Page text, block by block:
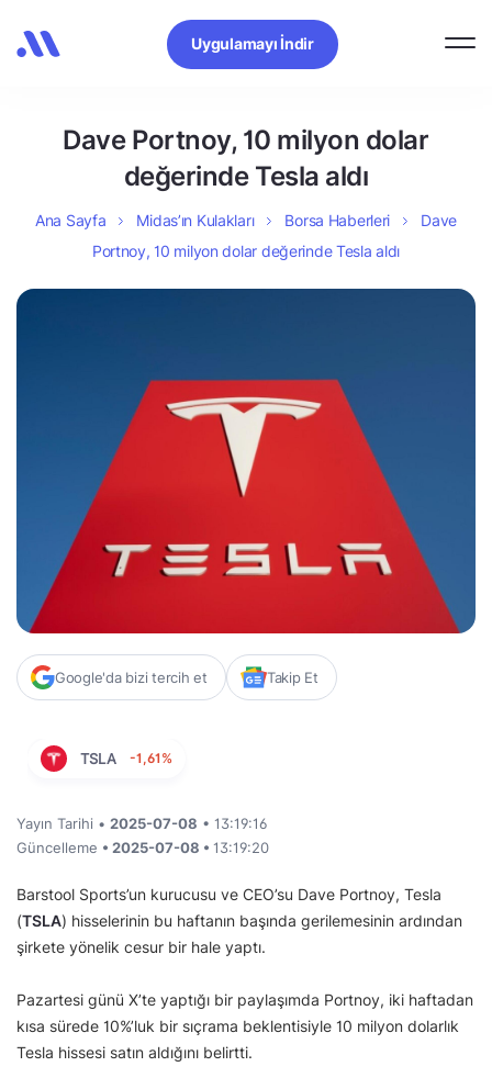
Uygulamayı İndir
Dave Portnoy, 10 milyon dolar
değerinde Tesla aldı
Ana Sayfa Midas’ın Kulakları Borsa Haberleri
Dave
Portnoy, 10 milyon dolar değerinde Tesla aldı
Google'da bizi tercih et Takip Et
TSLA -1,61%
Yayın Tarihi • 2025-07-08 • 13:19:16
Güncelleme • 2025-07-08 • 13:19:20
Barstool Sports’un kurucusu ve CEO’su Dave Portnoy, Tesla
(TSLA) hisselerinin bu haftanın başında gerilemesinin ardından
şirkete yönelik cesur bir hale yaptı.
Pazartesi günü X’te yaptığı bir paylaşımda Portnoy, iki haftadan
kısa sürede 10%’luk bir sıçrama beklentisiyle 10 milyon dolarlık
Tesla hissesi satın aldığını belirtti.